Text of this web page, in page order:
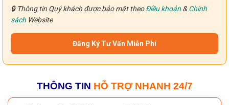
🔒 Thông tin Quý khách được bảo mật theoĐiều khoản & Chính
sách Website
THÔNG TIN HỖ TRỢ NHANH 24/7